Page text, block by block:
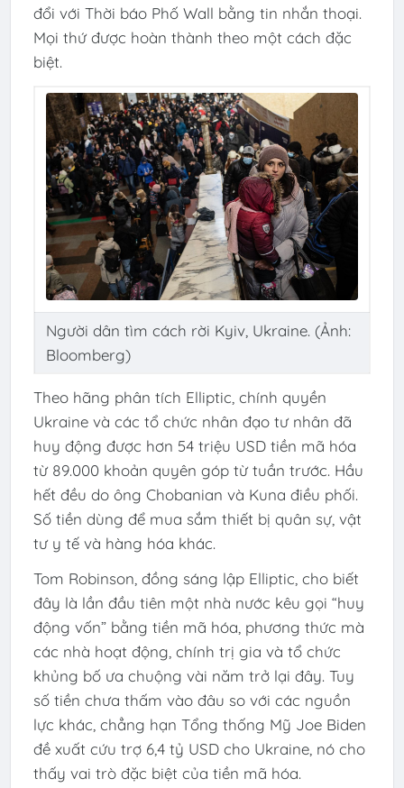
đổi với Thời báo Phố Wall bằng tin nhắn thoại.
Mọi thứ được hoàn thành theo một cách đặc
biệt.
Người dân tìm cách rời Kyiv, Ukraine. (Ảnh:
Bloomberg)
Theo hãng phân tích Elliptic, chính quyền
Ukraine và các tổ chức nhân đạo tư nhân đã
huy động được hơn 54 triệu USD tiền mã hóa
từ 89.000 khoản quyên góp từ tuần trước. Hầu
hết đều do ông Chobanian và Kuna điều phối.
Số tiền dùng để mua sắm thiết bị quân sự, vật
tư y tế và hàng hóa khác.
Tom Robinson, đồng sáng lập Elliptic, cho biết
đây là lần đầu tiên một nhà nước kêu gọi “huy
động vốn” bằng tiền mã hóa, phương thức mà
các nhà hoạt động, chính trị gia và tổ chức
khủng bố ưa chuộng vài năm trở lại đây. Tuy
số tiền chưa thấm vào đâu so với các nguồn
lực khác, chẳng hạn Tổng thống Mỹ Joe Biden
đề xuất cứu trợ 6,4 tỷ USD cho Ukraine, nó cho
thấy vai trò đặc biệt của tiền mã hóa.